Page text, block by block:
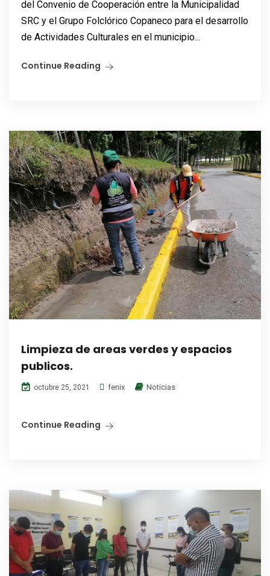
del Convenio de Cooperación entre la Municipalidad
SRC y el Grupo Folclórico Copaneco para el desarrollo
de Actividades Culturales en el municipio...
Continue Reading
Limpieza de areas verdes y espacios
publicos.
octubre 25, 2021 fenix Noticias
Continue Reading